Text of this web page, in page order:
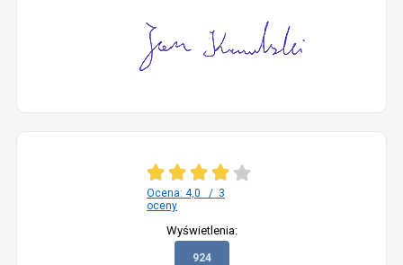
Ocena: 4,0 / 3
oceny
Wyświetlenia:
924